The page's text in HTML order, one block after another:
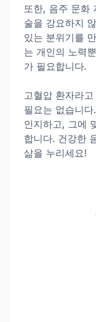
또한, 음주 문화
술을 강요하지
있는 분위기를
는 개인의 노력
가 필요합니다.
고혈압 환자라
필요는 없습니
인지하고, 그에
합니다. 건강한
삶을 누리세요!